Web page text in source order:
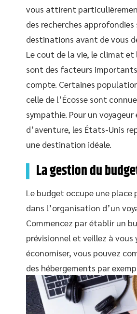
vous attirent
des recherches approfondies
destinations avant de vous
Le cout de la vie, le climat
sont des facteurs
compte. Certaines
celle de l’Écosse sont
sympathie. Pour un voyageur
d’aventure, les États-Unis
une destination idéale.
La gestion du
Le budget occupe une place
dans l’organisation d’un
Commencez par établir un
prévisionnel et veillez à vous
économiser, vous pouvez
des hébergements par